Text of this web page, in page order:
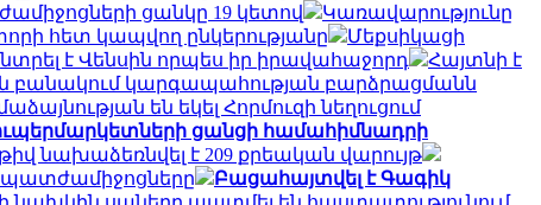
ցանկը 19 կետով
Կառավարությունը
հետ կապվող ընկերությանը
Մեքսիկացի
է Վենսին որպես իր իրավահաջորդ
Հայտնի է
բանակում կարգապահության բարձրացմանն
են եկել Հորմուզի նեղուցում
ցանցի համահիմնադրի
նախաձեռնվել է 209 քրեական վարույթ
պատժամիջոցները
Բացահայտվել է Գագիկ